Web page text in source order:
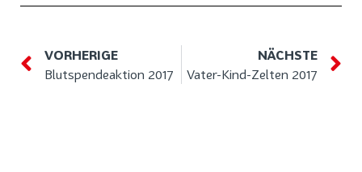
VORHERIGE
Blutspendeaktion 2017
NÄCHSTE
Vater-Kind-Zelten 2017